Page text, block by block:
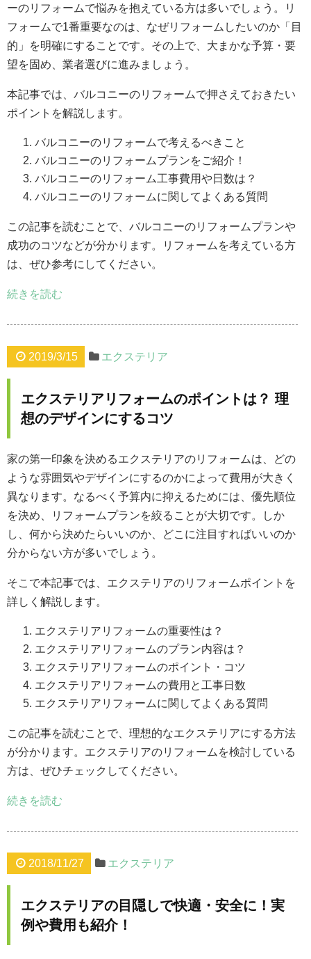
ーのリフォームで悩みを抱えている方は多いでしょう。リ
フォームで1番重要なのは、なぜリフォームしたいのか「目
的」を明確にすることです。その上で、大まかな予算・要
望を固め、業者選びに進みましょう。
本記事では、バルコニーのリフォームで押さえておきたい
ポイントを解説します。
バルコニーのリフォームで考えるべきこと
バルコニーのリフォームプランをご紹介！
バルコニーのリフォーム工事費用や日数は？
バルコニーのリフォームに関してよくある質問
この記事を読むことで、バルコニーのリフォームプランや
成功のコツなどが分かります。リフォームを考えている方
は、ぜひ参考にしてください。
続きを読む
2019/3/15 エクステリア
エクステリアリフォームのポイントは？ 理
想のデザインにするコツ
家の第一印象を決めるエクステリアのリフォームは、どの
ような雰囲気やデザインにするのかによって費用が大きく
異なります。なるべく予算内に抑えるためには、優先順位
を決め、リフォームプランを絞ることが大切です。しか
し、何から決めたらいいのか、どこに注目すればいいのか
分からない方が多いでしょう。
そこで本記事では、エクステリアのリフォームポイントを
詳しく解説します。
エクステリアリフォームの重要性は？
エクステリアリフォームのプラン内容は？
エクステリアリフォームのポイント・コツ
エクステリアリフォームの費用と工事日数
エクステリアリフォームに関してよくある質問
この記事を読むことで、理想的なエクステリアにする方法
が分かります。エクステリアのリフォームを検討している
方は、ぜひチェックしてください。
続きを読む
2018/11/27 エクステリア
エクステリアの目隠しで快適・安全に！実
例や費用も紹介！